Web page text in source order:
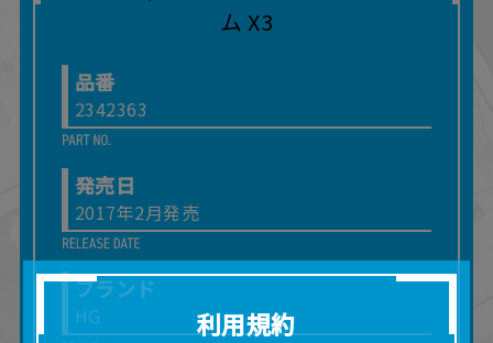
品番
2342363
発売日
2017年2月発売
ブランド
HG 利用規約